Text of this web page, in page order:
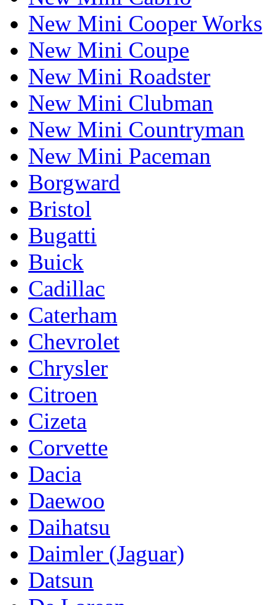
New Mini Cooper Works
New Mini Coupe
New Mini Roadster
New Mini Clubman
New Mini Countryman
New Mini Paceman
Borgward
Bristol
Bugatti
Buick
Cadillac
Caterham
Chevrolet
Chrysler
Citroen
Cizeta
Corvette
Dacia
Daewoo
Daihatsu
Daimler (Jaguar)
Datsun